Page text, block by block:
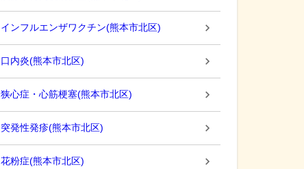
インフルエンザワクチン(熊本市北区)
口内炎(熊本市北区)
狭心症・心筋梗塞(熊本市北区)
突発性発疹(熊本市北区)
花粉症(熊本市北区)